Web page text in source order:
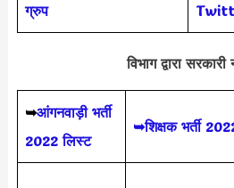
ग्रुप
विभाग द्वारा सरकारी
➥आंगनवाड़ी भर्ती
2022 लिस्ट
➥शिक्षक भर्ती